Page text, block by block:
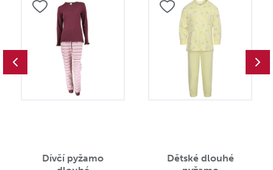
Dívčí pyžamo
Dětské dlouhé